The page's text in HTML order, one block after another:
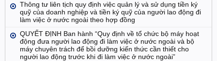
Thông tư liên tịch quy định việc quản lý và sử dụng tiền ký
quỹ của doanh nghiệp và tiền ký quỹ của người lao động đi
làm việc ở nước ngoài theo hợp đồng
QUYẾT ĐỊNH Ban hành “Quy định về tổ chức bộ máy hoạt
động đưa người lao động đi làm việc ở nước ngoài và bộ
máy chuyên trách để bồi dưỡng kiến thức cần thiết cho
người lao động trước khi đi làm việc ở nước ngoài”